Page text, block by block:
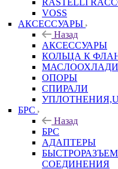
RASTELLI
VOSS
АКСЕССУАРЫ
Назад
АКСЕССУАРЫ
КОЛЬЦА К
ОПОРЫ
СПИРАЛИ
БРС
Назад
БРС
АДАПТЕРЫ
СОЕДИНЕНИЯ